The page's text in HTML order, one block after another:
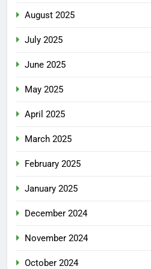
August 2025
July 2025
June 2025
May 2025
April 2025
March 2025
February 2025
January 2025
December 2024
November 2024
October 2024